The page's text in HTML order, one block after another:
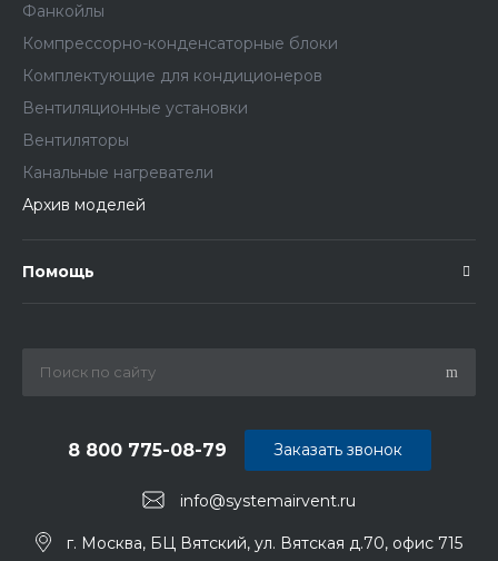
Фанкойлы
Компрессорно-конденсаторные блоки
Комплектующие для кондиционеров
Вентиляционные установки
Вентиляторы
Канальные нагреватели
Архив моделей
Помощь
info@systemairvent.ru
8 800 775-08-79
г. Москва, БЦ Вятский, ул. Вятская д.70, офис 715
Заказать звонок